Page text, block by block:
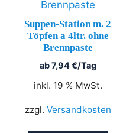
Suppen-Station m. 2
Töpfen a 4ltr. ohne
Brennpaste
ab7,94€/Tag
inkl. 19 % MwSt.
zzgl. Versandkosten